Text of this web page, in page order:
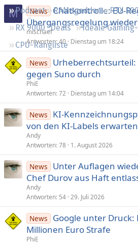
Podcast RAMageddon
RTX
RX 9000 „Deals“
Ideale
CPU-Rangliste
M News
Chatkontrolle: EU-
Übergangsregelung
mischaef
Antworten 40 Dienstag um 18:24
News
Urheberrechtsurteil:
gegen Suno durch
PhiE
Antworten 72 Dienstag um 14:04
News
KI-
von den KI-Labels
Andy
Antworten 78 1. August 2026
News
Unter Auflagen
Chef Durov aus Haft
Andy
Antworten 54 29. Juli 2026
News
Google unter Druck:
Millionen Euro Strafe
PhiE